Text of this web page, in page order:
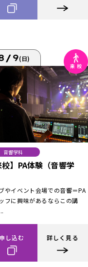
9(日)
音響学科
校】PA体験（音響学
やイベント会場での音響＝PA
フに興味があるならこの講
申し込む 詳しく見る